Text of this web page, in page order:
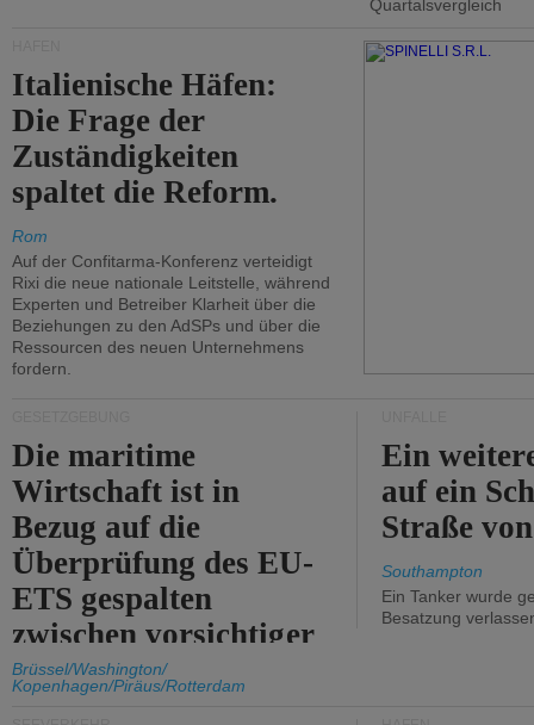
Quartalsvergleich
Italienische Häfen:
Die Frage der
Zuständigkeiten
spaltet die Reform.
Rom
Auf der Confitarma-Konferenz verteidigt
Rixi die neue nationale Leitstelle, während
Experten und Betreiber Klarheit über die
Beziehungen zu den AdSPs und über die
Ressourcen des neuen Unternehmens
fordern.
Die maritime
Wirtschaft ist in
Bezug auf die
Überprüfung des EU-
ETS gespalten
zwischen vorsichtiger
Unterstützung und
Kritik.
Brüssel/Washington/
Kopenhagen/Piräus/Rotterdam
Ein
auf ein
Straße
Southampton
Ein Tanker wurde
Besatzung